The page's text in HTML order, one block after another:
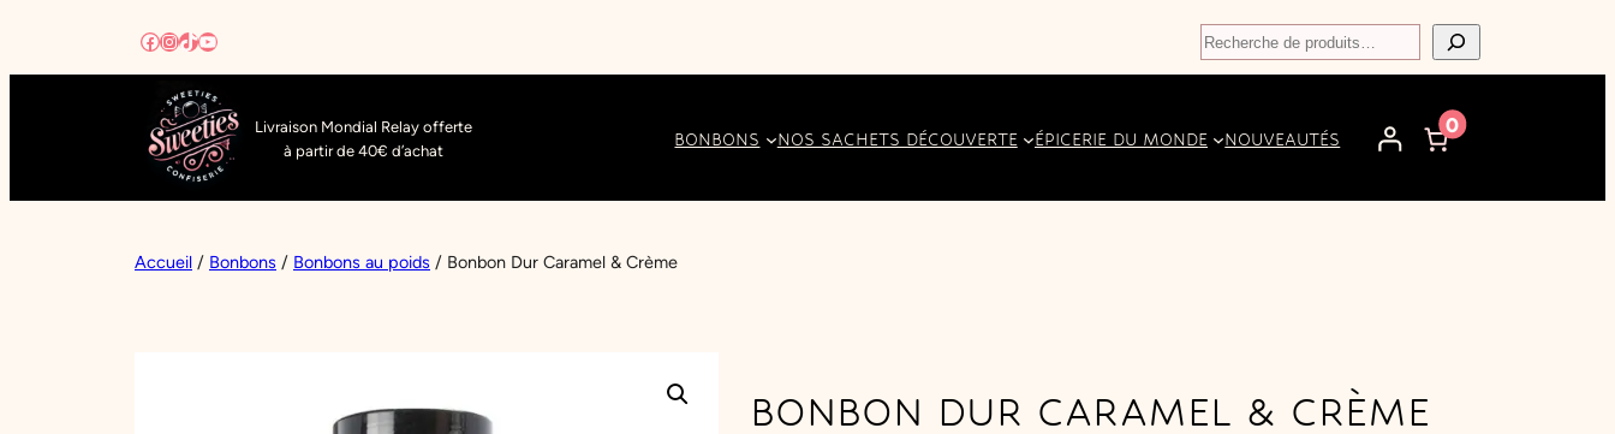
Facebook
Instagram
TikTok
YouTube Recherche
Livraison Mondial Relay offerte
à partir de 40€ d’achat
BONBONS NOS SACHETS DÉCOUVERTE ÉPICERIE DU MONDE NOUVEAUTÉS
0
Accueil / Bonbons / Bonbons au poids / Bonbon Dur Caramel & Crème
BONBON DUR CARAMEL & CRÈME